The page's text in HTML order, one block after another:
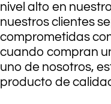
nivel alto en
nuestros clientes
comprometidas
cuando compran
uno de nosotros,
producto de